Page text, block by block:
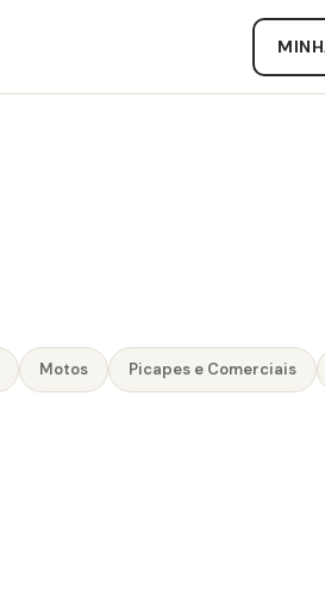
Motos Picapes e Comerciais